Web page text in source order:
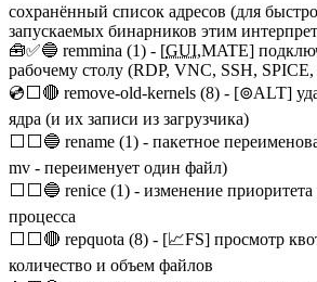
сохранённый список адресов (для
запускаемых бинарников этим
🧰✅🔵 remmina (1) - [GUI,MATE]
рабочему столу (RDP, VNC, SSH,
💿⬜🔴 remove-old-kernels (8) - [⊚ALT]
ядра (и их записи из загрузчика)
⬜⬜🔵 rename (1) - пакетное
mv - переименует один файл)
⬜⬜🔵 renice (1) - изменение
процесса
⬜⬜🔴 repquota (8) - [📈FS] просмотр
количество и объем файлов